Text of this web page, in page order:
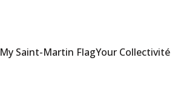
My Saint-Martin FlagYour Collectivité